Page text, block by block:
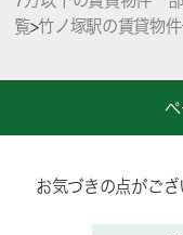
覧>竹ノ塚駅の賃貸物
お気づきの点がござ